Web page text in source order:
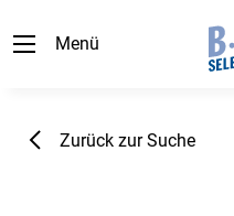
Menü
Zurück zur Suche